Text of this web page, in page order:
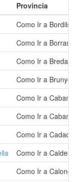
Provincia
Como Ir a Bordils
Como Ir a
Como Ir a Breda
Como Ir a
Como Ir a
Como Ir a
Como Ir a
Como Ir a
Como Ir a Calonge